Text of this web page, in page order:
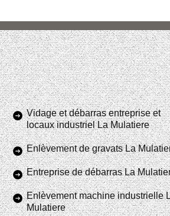
Vidage et débarras entreprise et
locaux industriel La Mulatiere
Enlèvement de gravats La
Entreprise de débarras La
Enlèvement machine industrielle
Mulatiere